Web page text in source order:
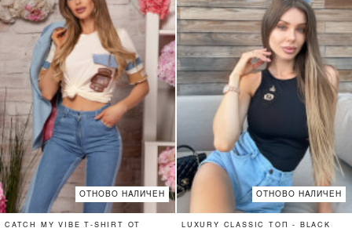
ОТНОВО НАЛИЧЕН
CATCH MY VIBE T-SHIRT ОТ
ОТНОВО НАЛИЧЕН
LUXURY CLASSIC ТОП - BLACK